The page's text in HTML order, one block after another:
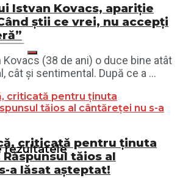
rezultatele
Istvan Kovacs, apariție
știi ce vrei, nu accepți
Kovacs (38 de ani) o duce bine atât
cât și sentimental. După ce a ...
criticată pentru ținuta
tăios al
a lăsat așteptat!